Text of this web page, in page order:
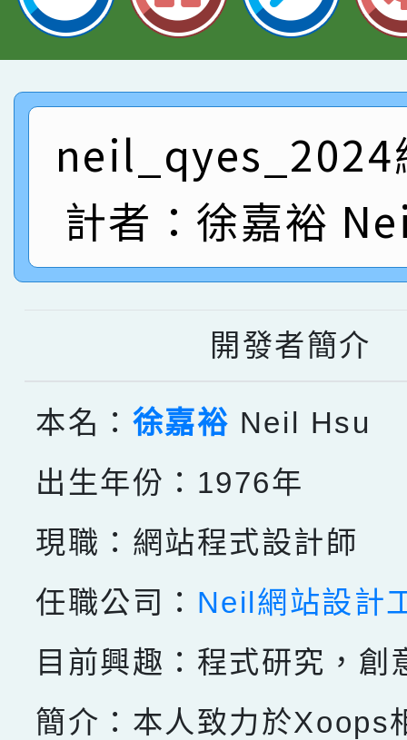
指導老師林老師
賽 劉文瑛教師榮獲教
賀！本校參與2026世
創客第三名。
賀！本校參加桃園市中
賽 洪綺君教師榮獲社
賀！本校阿巴斯O蜜、
倩參加桃園市科展 國
名 指導老師王老師、
賀！本校四年二班張O
園市英語競賽國小朗讀
指導老師林老師
賀！本校參加桃園市中
賽 劉文瑛教師榮獲教
臺灣台語-第二名
賀！本校參與2026世
市賽榮獲科學小創客佳
neil_qyes_2024
計者：徐嘉裕
開發者簡介
本名： 徐嘉裕 Neil Hsu
出生年份：1976年
現職：網站程式設計師
任職公司： Neil網站設計
目前興趣：程式研究，創
簡介：本人致力於Xoops